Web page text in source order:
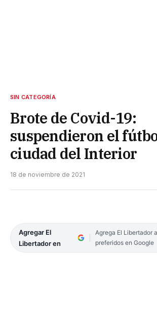
SIN CATEGORÍA
Brote de Covid-19:
suspendieron el
ciudad del Interior
18 de noviembre de 2021
Agregar El
Libertador en
Agrega El Libertador
preferidos en Google